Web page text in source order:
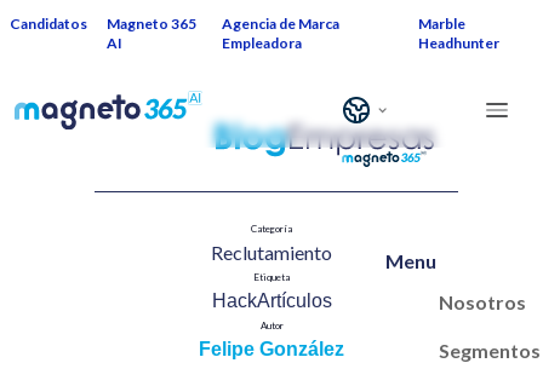
Candidatos
Magneto 365
AI
Agencia de Marca
Empleadora
Marble
Headhunter
Menu
Nosotros
Segmentos
Categoría
Reclutamiento​
Etiqueta
HackArtículos
Autor
Felipe González